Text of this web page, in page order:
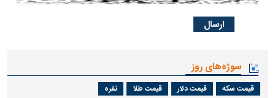
سوژه‌های روز
قیمت سکه قیمت دلار قیمت طلا نقره